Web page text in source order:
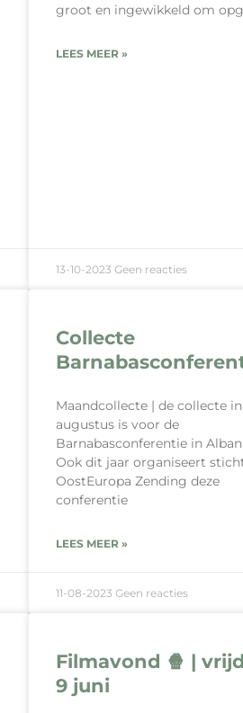
groot en ingewikkeld om
LEES MEER »
13-10-2023 Geen reacties
Collecte
Maandcollecte | de collecte in
augustus is voor de
Barnabasconferentie in
Ook dit jaar organiseert
OostEuropa Zending deze
conferentie
LEES MEER »
11-08-2023 Geen reacties
Filmavond 🍿 |
9 juni